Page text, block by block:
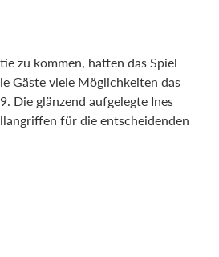
zu kommen, hatten das Spiel
Gäste viele Möglichkeiten das
Die glänzend aufgelegte Ines
für die entscheidenden